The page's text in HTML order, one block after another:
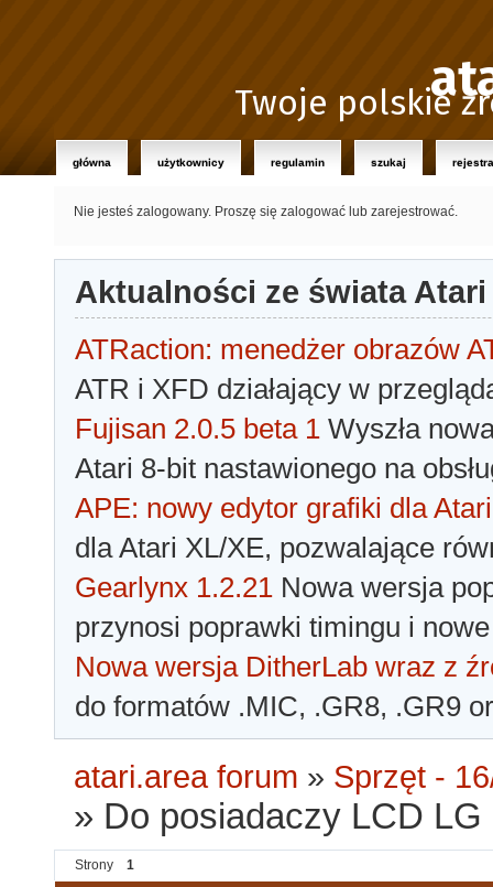
Twoje polskie
główna użytkownicy regulamin szukaj
Nie jesteś zalogowany. Proszę się zalogować lub zarejestrować.
Aktualności ze świata Atari
ATRaction: menedżer obrazów
ATR i XFD działający w
Fujisan 2.0.5 beta 1 Wyszła
Atari 8-bit nastawionego na
APE: nowy edytor grafiki dla Atari
dla Atari XL/XE, pozwalające
Gearlynx 1.2.21 Nowa wersja
przynosi poprawki timingu i
Nowa wersja DitherLab wraz z
do formatów .MIC, .GR8, .GR9
atari.area forum » Sprzęt -
» Do posiadaczy LCD
Strony 1